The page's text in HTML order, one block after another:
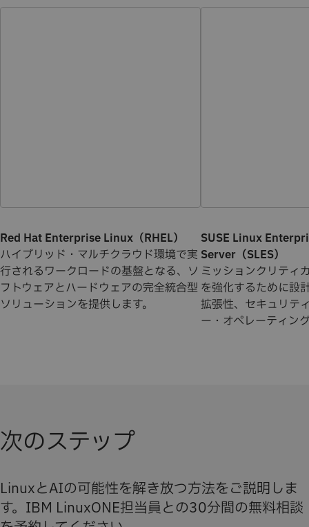
Red Hat Enterprise Linux（RHEL）
ハイブリッド・マルチクラウド環境で実
行されるワークロードの基盤となる、ソ
フトウェアとハードウェアの完全統合型
ソリューションを提供します。
SUSE Linux
Server（SLES）
ミッションクリティ
を強化するために設
拡張性、セキュリテ
ー・オペレーティン
次のステップ
LinuxとAIの可能性を解き放つ方法をご説明しま
す。IBM LinuxONE担当員との30分間の無料相談